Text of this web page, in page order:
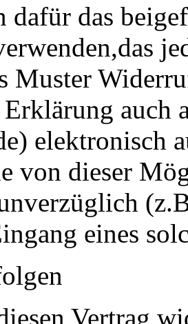
dafür das
Muster
auch
elektronisch
von dieser
eines
Vertrag